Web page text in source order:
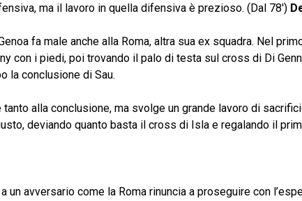
ma il lavoro in quella difensiva è prezioso. (Dal 78′)
fa male anche alla Roma, altra sua ex squadra. Nel
con i piedi, poi trovando il palo di testa sul cross di Di
la conclusione di Sau.
tanto alla conclusione, ma svolge un grande lavoro di
deviando quanto basta il cross di Isla e regalando il
a un avversario come la Roma rinuncia a proseguire con